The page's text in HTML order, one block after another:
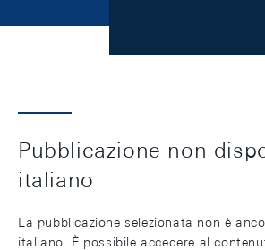
Pubblicazione non
italiano
La pubblicazione selezionata non è
italiano. È possibile accedere al